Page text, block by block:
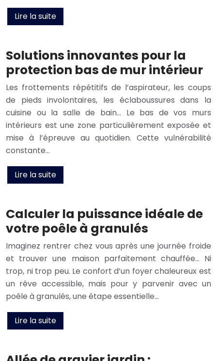
Lire la suite
Solutions innovantes pour la
protection bas de mur intérieur
Les frottements répétitifs de l’aspirateur, les coups
de pieds involontaires, les éclaboussures dans la
cuisine ou la salle de bain… Le bas de vos murs
intérieurs est une zone particulièrement exposée et
mise à l’épreuve au quotidien. Cette vulnérabilité
constante…
Lire la suite
Calculer la puissance idéale de
votre poêle à granulés
Imaginez rentrer chez vous après une journée froide
et trouver une maison parfaitement chauffée… Ni
trop, ni trop peu. Le confort d’un foyer chaleureux est
un rêve accessible, mais pour y parvenir avec un
poêle à granulés, une étape essentielle…
Lire la suite